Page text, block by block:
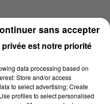
est notre priorité
data processing based on
Store and/or access
to select advertising; Create
profiles to select personalised
sans accepter